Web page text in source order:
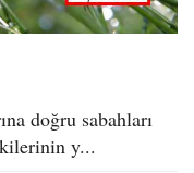
doğru sabahları
y...